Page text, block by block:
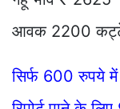
आवक 2200
सिर्फ 600 रुपये